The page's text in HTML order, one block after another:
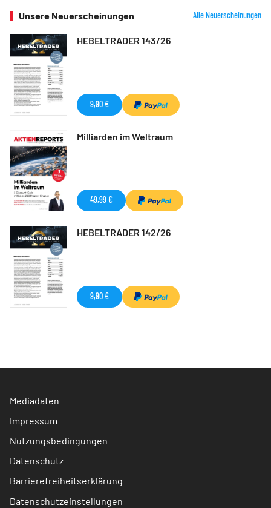
Unsere Neuerscheinungen Alle Neuerscheinungen
HEBELTRADER 143/26
9,90 €
Milliarden im Weltraum
49,99 €
HEBELTRADER 142/26
9,90 €
Mediadaten
Impressum
Nutzungsbedingungen
Datenschutz
Barrierefreiheitserklärung
Datenschutzeinstellungen